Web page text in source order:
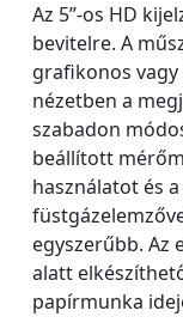
Az 5”-os HD
bevitelre. A
grafikonos
nézetben a
szabadon
beállított
használatot és
egyszerűbb. Az
alatt
papírmunka